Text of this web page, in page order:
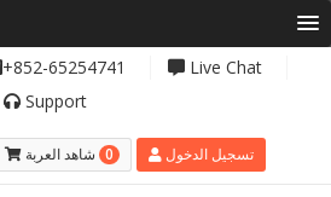
+852-65254741
Live Chat
Support
0 تسجيل الدخول